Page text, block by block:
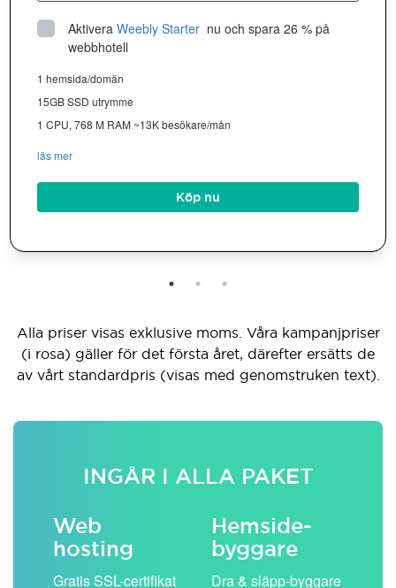
Aktivera Weebly Starter nu och spara 26 % på
webbhotell
1 hemsida/domän
15GB SSD utrymme
1 CPU, 768 M RAM ~13K besökare/mån
läs mer
Köp nu
Alla priser visas exklusive moms. Våra kampanjpriser
(i rosa) gäller för det första året, därefter ersätts de
av vårt standardpris (visas med genomstruken text).
INGÅR I ALLA PAKET
Web
hosting
Gratis SSL-certifikat
Hemside­
byggare
Dra & släpp-byggare